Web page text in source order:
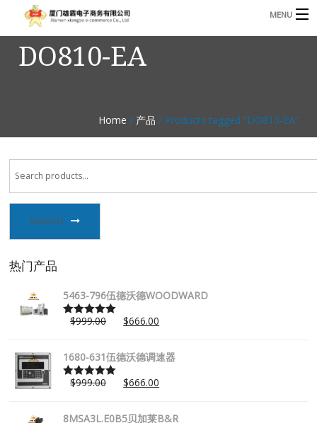
MENU
3221366881@qq.com
关于我们
DO810-EA
Home / 产品 / Products tagged “DO810-EA”
SEARCH
热门产品
5463-796伍德沃德WOODWARD
Rated5.00
$999.00 $666.00
1680-631伍德沃德调速器
Rated5.00
$999.00 $666.00
8MSA3L.E0B5贝加莱B&R